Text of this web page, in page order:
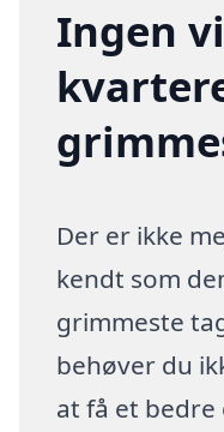
Ingen
Der er ikke
kendt som
grimmeste
behøver du
at få et